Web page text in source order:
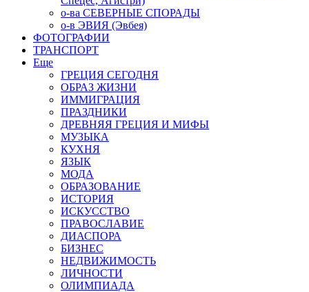
о-ва СЕВЕРНЫЕ СПОРАДЫ
о-в ЭВИЯ (Эвбея)
ФОТОГРАФИИ
ТРАНСПОРТ
Еще
ГРЕЦИЯ СЕГОДНЯ
ОБРАЗ ЖИЗНИ
ИММИГРАЦИЯ
ПРАЗДНИКИ
ДРЕВНЯЯ ГРЕЦИЯ И МИФЫ
МУЗЫКА
КУХНЯ
ЯЗЫК
МОДА
ОБРАЗОВАНИЕ
ИСТОРИЯ
ИСКУССТВО
ПРАВОСЛАВИЕ
ДИАСПОРА
БИЗНЕС
НЕДВИЖИМОСТЬ
ЛИЧНОСТИ
ОЛИМПИАДА